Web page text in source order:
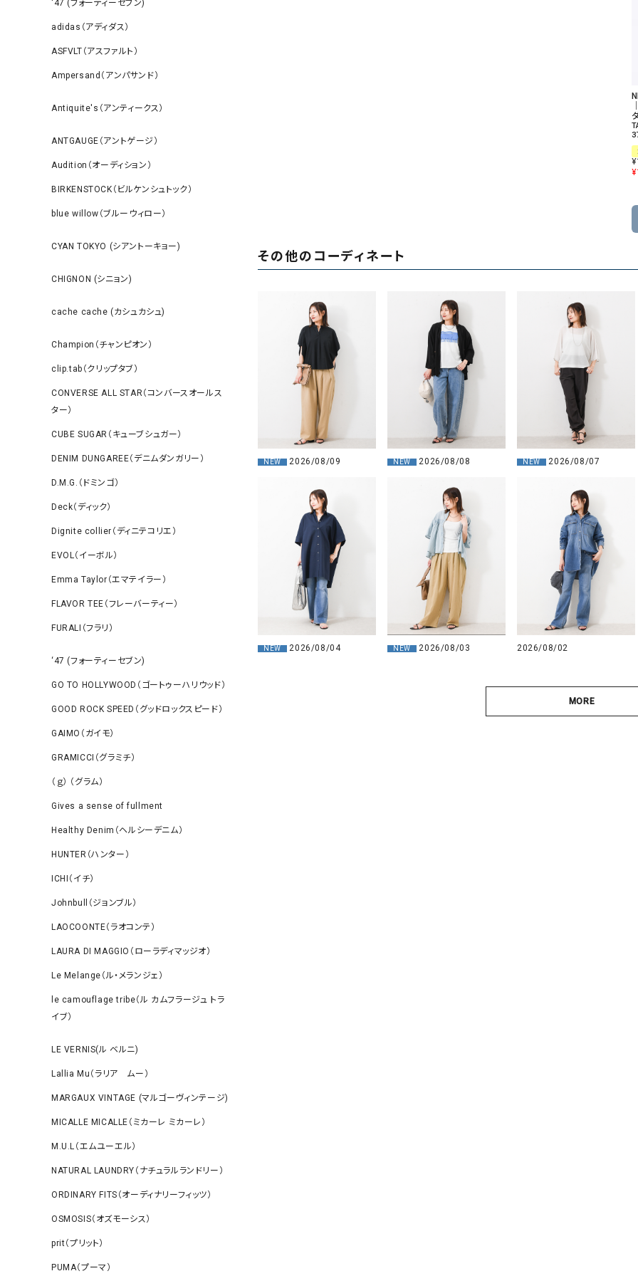
‘47 (フォーティーセブン)
adidas（アディダス）
ASFVLT（アスファルト）
Ampersand（アンパサンド）
Antiquite's（アンティークス）
ANTGAUGE（アントゲージ）
Audition（オーディション）
BIRKENSTOCK（ビルケンシュトック）
blue willow（ブルーウィロー）
CYAN TOKYO (シアントーキョー)
CHIGNON (シニョン)
cache cache (カシュカシュ)
Champion（チャンピオン）
clip.tab（クリップタブ）
CONVERSE ALL STAR（コンバースオールス
ター）
CUBE SUGAR（キューブシュガー）
DENIM DUNGAREE（デニムダンガリー）
D.M.G.（ドミンゴ）
Deck（ディック）
Dignite collier（ディニテコリエ）
EVOL（イーボル）
Emma Taylor（エマテイラー）
FLAVOR TEE（フレーバーティー）
FURALI（フラリ）
‘47 (フォーティーセブン)
GO TO HOLLYWOOD（ゴートゥーハリウッド）
GOOD ROCK SPEED（グッドロックスピード）
GAIMO（ガイモ）
GRAMICCI（グラミチ）
（ｇ） （グラム）
Gives a sense of fullment
Healthy Denim（ヘルシーデニム）
HUNTER（ハンター）
ICHI（イチ）
Johnbull（ジョンブル）
LAOCOONTE（ラオコンテ）
LAURA DI MAGGIO（ローラディマッジオ）
Le Melange（ル・メランジェ）
le camouflage tribe（ル カムフラージュ トラ
イブ）
LE VERNIS(ル ベルニ)
Lallia Mu（ラリア ムー）
MARGAUX VINTAGE (マルゴーヴィンテージ)
MICALLE MICALLE（ミカーレ ミカーレ）
M.U.L（エムユーエル）
NATURAL LAUNDRY（ナチュラルランドリー）
ORDINARY FITS（オーディナリーフィッツ）
OSMOSIS（オズモーシス）
prit（プリット）
PUMA（プーマ）
¥
¥
その他のコーディネート
NEW 2026/08/09 NEW 2026/08/08 NEW 2026/08/07
NEW 2026/08/04 NEW 2026/08/03 2026/08/02
MORE